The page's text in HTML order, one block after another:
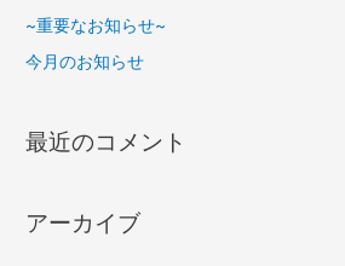
~重要なお知らせ~
今月のお知らせ
最近のコメント
アーカイブ